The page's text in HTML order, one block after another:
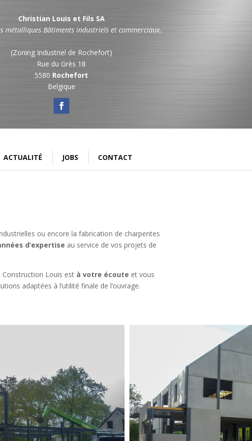
Christian Louis et Fils­ SA
métalliques Bâtiments industriels et commerciaux.
(Zoning Industriel de Rochefort)
Rue du Grès 18
5580 Rochefort
Belgique
ACTUALITÉ JOBS CONTACT
ou encore la fabrication de charpentes
d’expertise au service de vos projets de
Louis est à votre écoute et vous
adaptées à l’utilité finale de l’ouvrage.